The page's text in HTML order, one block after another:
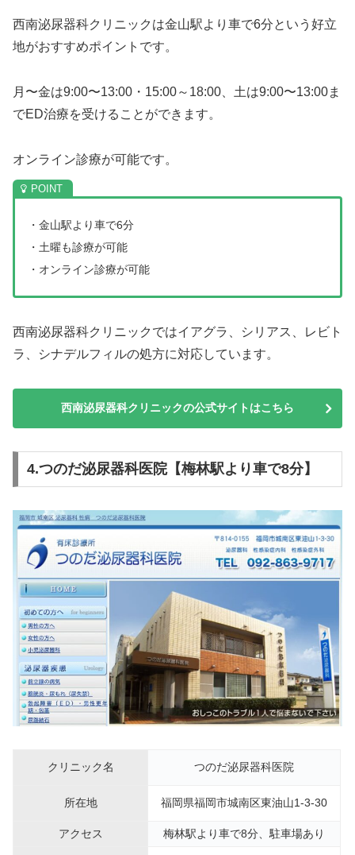
西南泌尿器科クリニックは金山駅より車で6分という好立
地がおすすめポイントです。
月〜金は9:00〜13:00・15:00～18:00、土は9:00〜13:00ま
でED治療を受けることができます。
オンライン診療が可能です。
・金山駅より車で6分
・土曜も診療が可能
・オンライン診療が可能
西南泌尿器科クリニックではイアグラ、シリアス、レビト
ラ、シナデルフィルの処方に対応しています。
西南泌尿器科クリニックの公式サイトはこちら
4.つのだ泌尿器科医院【梅林駅より車で8分】
クリニック名 つのだ泌尿器科医院
所在地 福岡県福岡市城南区東油山1-3-30
アクセス 梅林駅より車で8分、駐車場あり